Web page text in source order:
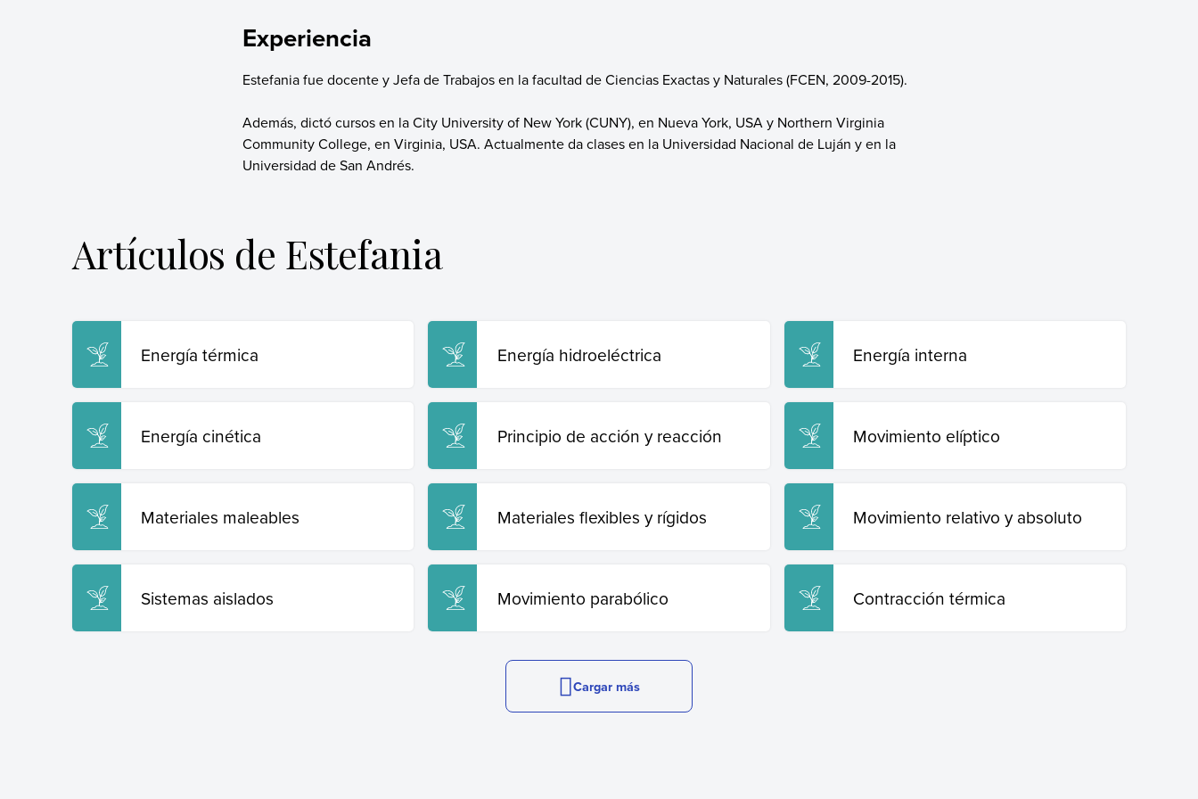
Experiencia
Estefania fue docente y Jefa de Trabajos en la facultad de Ciencias Exactas y Naturales (FCEN, 2009-2015).
Además, dictó cursos en la City University of New York (CUNY), en Nueva York, USA y Northern Virginia
Community College, en Virginia, USA. Actualmente da clases en la Universidad Nacional de Luján y en la
Universidad de San Andrés.
Artículos de Estefania
Energía térmica Energía hidroeléctrica Energía interna
Energía cinética Principio de acción y reacción Movimiento elíptico
Materiales maleables Materiales flexibles y rígidos Movimiento relativo y absoluto
Sistemas aislados Movimiento parabólico Contracción térmica
Cargar más